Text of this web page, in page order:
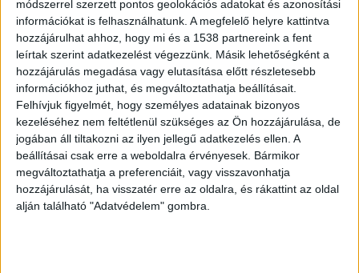
módszerrel szerzett pontos geolokációs adatokat és azonosítási
információkat is felhasználhatunk. A megfelelő helyre kattintva
hozzájárulhat ahhoz, hogy mi és a 1538 partnereink a fent
leírtak szerint adatkezelést végezzünk. Másik lehetőségként a
hozzájárulás megadása vagy elutasítása előtt részletesebb
információkhoz juthat, és megváltoztathatja beállításait.
Felhívjuk figyelmét, hogy személyes adatainak bizonyos
kezeléséhez nem feltétlenül szükséges az Ön hozzájárulása, de
jogában áll tiltakozni az ilyen jellegű adatkezelés ellen. A
beállításai csak erre a weboldalra érvényesek. Bármikor
megváltoztathatja a preferenciáit, vagy visszavonhatja
hozzájárulását, ha visszatér erre az oldalra, és rákattint az oldal
alján található "Adatvédelem" gombra.
A 198. Anna-bál szépe, a 19 éves budapesti Dévényi Alíz (k), első udvarhölgye, a
18 éves balatonfüredi Szilassy Laura (j) és második udvarhölgye, a 17 éves